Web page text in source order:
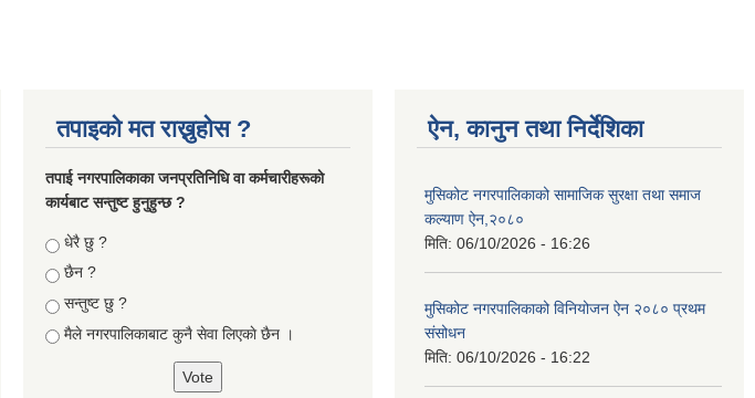
तपाइको मत राख्नुहोस ?
तपा‌ई नगरपालिकाका जनप्रतिनिधि वा कर्मचारीहरूकाे
कार्यबाट सन्तुष्ट हुनुहुन्छ ?
Choices
धेरै छु ?
छैन ?
सन्तुष्ट छु ?
मैले नगरपालिकाबाट कुनै सेवा लिएकाे छैन ।
ऐन, कानुन तथा निर्देशिका
मुसिकोट नगरपालिकाको सामाजिक सुरक्षा तथा समाज
कल्याण ऐन,२०८०
मिति: 06/10/2026 - 16:26
मुसिकोट नगरपालिकाको विनियोजन ऐन २०८० प्रथम
संसोधन
मिति: 06/10/2026 - 16:22